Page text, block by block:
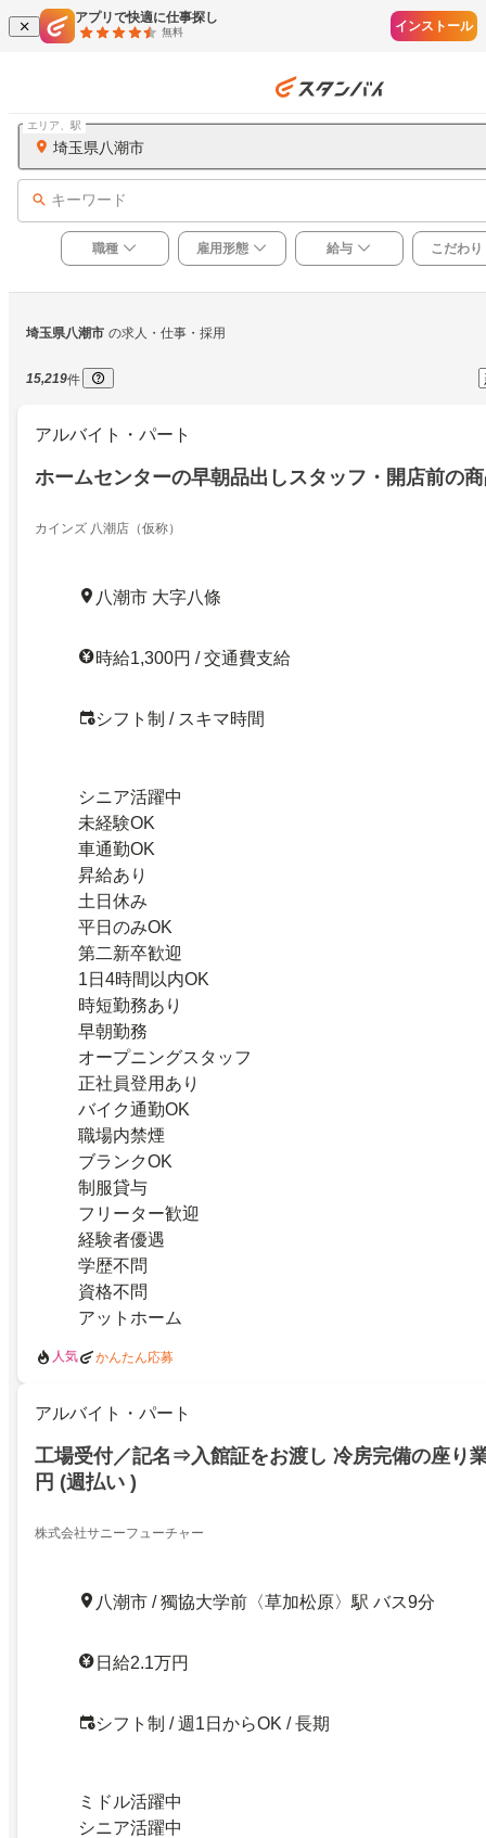
アプリで快適に仕事探し
無料 インストール
埼玉県八潮市
エリア、駅
キーワード
職種 雇用形態 給与 こだわり
埼玉県八潮市 の求人・仕事・採用
15,219件
アルバイト・パート
ホームセンターの早朝品出しスタッフ・開店前の
カインズ 八潮店（仮称）
八潮市 大字八條
時給1,300円 / 交通費支給
シフト制 / スキマ時間
シニア活躍中
未経験OK
車通勤OK
昇給あり
土日休み
平日のみOK
第二新卒歓迎
1日4時間以内OK
時短勤務あり
早朝勤務
オープニングスタッフ
正社員登用あり
バイク通勤OK
職場内禁煙
ブランクOK
制服貸与
フリーター歓迎
経験者優遇
学歴不問
資格不問
アットホーム
人気 かんたん応募
アルバイト・パート
工場受付／記名⇒入館証をお渡し 冷房完備の座り
円 (週払い )
株式会社サニーフューチャー
八潮市 / 獨協大学前〈草加松原〉駅 バス9分
日給2.1万円
シフト制 / 週1日からOK / 長期
ミドル活躍中
シニア活躍中